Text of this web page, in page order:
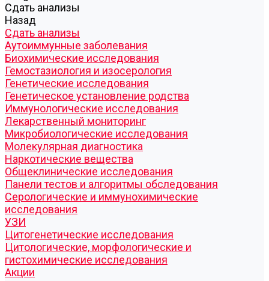
Cдать анализы
Назад
Cдать анализы
Аутоиммунные заболевания
Биохимические исследования
Гемостазиология и изосерология
Генетические исследования
Генетическое установление родства
Иммунологические исследования
Лекарственный мониторинг
Микробиологические исследования
Молекулярная диагностика
Наркотические вещества
Общеклинические исследования
Панели тестов и алгоритмы обследования
Серологические и иммунохимические
исследования
УЗИ
Цитогенетические исследования
Цитологические, морфологические и
гистохимические исследования
Акции